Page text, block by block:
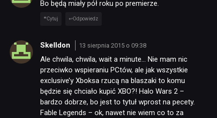
NEWSY
RECENZJE
PUBLICYSTYKA
Bo będą miały pół roku po premierze.
Cytuj Odpowiedz
Skelldon 13 sierpnia 2015 o 09:38
Ale chwila, chwila, wait a minute… Nie mam nic
przeciwko wspieraniu PCtów, ale jak wszystkie
exclusive’y Xboksa rzucą na blaszaki to komu
będzie się chciało kupić XBO?! Halo Wars 2 –
bardzo dobrze, bo jest to tytuł wprost na pecety.
Fable Legends – ok, nawet nie wiem co to za